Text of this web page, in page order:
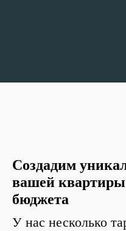
Создадим
вашей квартиры
бюджета
У нас несколько